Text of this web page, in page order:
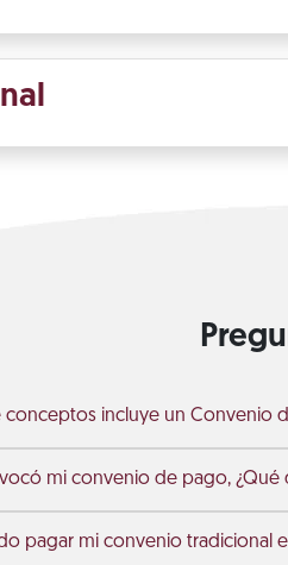
conceptos incluye un Convenio
mi convenio de pago,
pagar mi convenio tradicional